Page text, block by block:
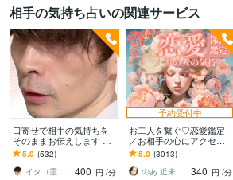
相手の気持ち占いの関連サービス
口寄せで相手の気持ちを
そのままお伝えします 現
状を把握し未来を切り開
く方法を具体的にお伝え
します
5.0 (532)
イタコ霊能者 豊珠
400 円 /分
予約受付中
お二人を繋ぐ♡恋愛鑑定
／お相手の心にアクセス
します お相手の温度感／
片思い／複雑／復縁／遠
距離／全世代鑑定中❣
5.0 (3013)
のあ 近未来鑑定師 TR OR LE
340 円 /分